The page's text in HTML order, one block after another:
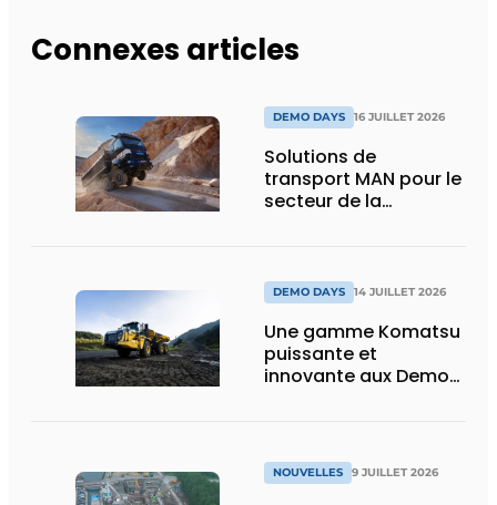
Connexes articles
DEMO DAYS 16 JUILLET 2026
Solutions de
transport MAN pour le
secteur de la
DEMO DAYS 14 JUILLET 2026
Une gamme Komatsu
puissante et
innovante aux Demo
NOUVELLES 9 JUILLET 2026